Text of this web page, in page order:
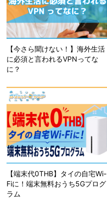
【今さら聞けない！】海外生活
に必須と言われるVPNってな
に？
【端末代0THB】タイの自宅Wi-
Fiに！端末無料おうち5Gプログ
ラム